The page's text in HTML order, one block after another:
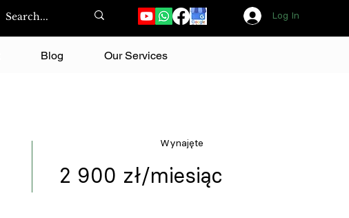
Log In
Blog Our Services
Wynajęte
2 900 zł/miesiąc